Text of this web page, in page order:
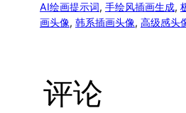
AI绘画提示词, 手绘风插画生成,
画头像, 韩系插画头像, 高级感头
评论